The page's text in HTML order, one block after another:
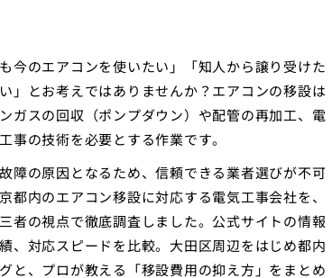
今のエアコンを使いたい」「知人から譲り受けた
」とお考えではありませんか？エアコンの移設は
ガスの回収（ポンプダウン）や配管の再加工、電
事の技術を必要とする作業です。
障の原因となるため、信頼できる業者選びが不可
都内のエアコン移設に対応する電気工事会社を、
者の視点で徹底調査しました。公式サイトの情報
、対応スピードを比較。大田区周辺をはじめ都内
と、プロが教える「移設費用の抑え方」をまとめ